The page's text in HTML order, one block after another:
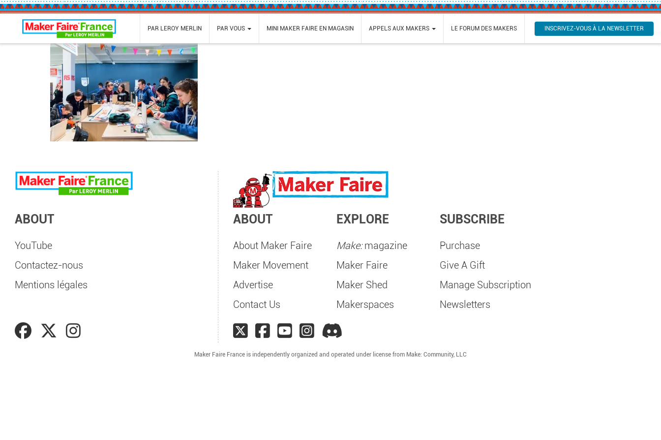
Maker Faire France PAR LEROY MERLIN PAR VOUS MINI MAKER FAIRE EN MAGASIN APPELS AUX MAKERS LE FORUM DES MAKERS INSCRIVEZ-VOUS À LA NEWSLETTER
ABOUT
YouTube
Contactez-nous
Mentions légales
ABOUT
About Maker Faire
Maker Movement
Advertise
Contact Us
EXPLORE
Make:magazine
Maker Faire
Maker Shed
Makerspaces
SUBSCRIBE
Purchase
Give A Gift
Manage Subscription
Newsletters
Maker Faire France is independently organized and operated under license from Make: Community, LLC